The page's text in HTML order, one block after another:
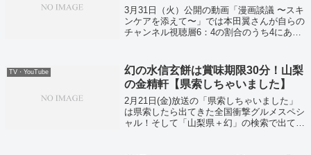
3月31日（火）公開の動画「漫画談議 〜スキ
ンケアを添えて〜」では本田翼さんが自らの
チャンネル視聴層6：4の割合のうち4にあた
キンケアをまとめました。
TV・YouTube
幻の水信玄餅は賞味期限30分！山梨
の金精軒【県索しちゃいました】
2月21日(金)放送の「県索しちゃいました」
は県索したら出てきた全国衝撃グルメスペシ
ャル！そして「山梨県＋幻」の検索で出てき